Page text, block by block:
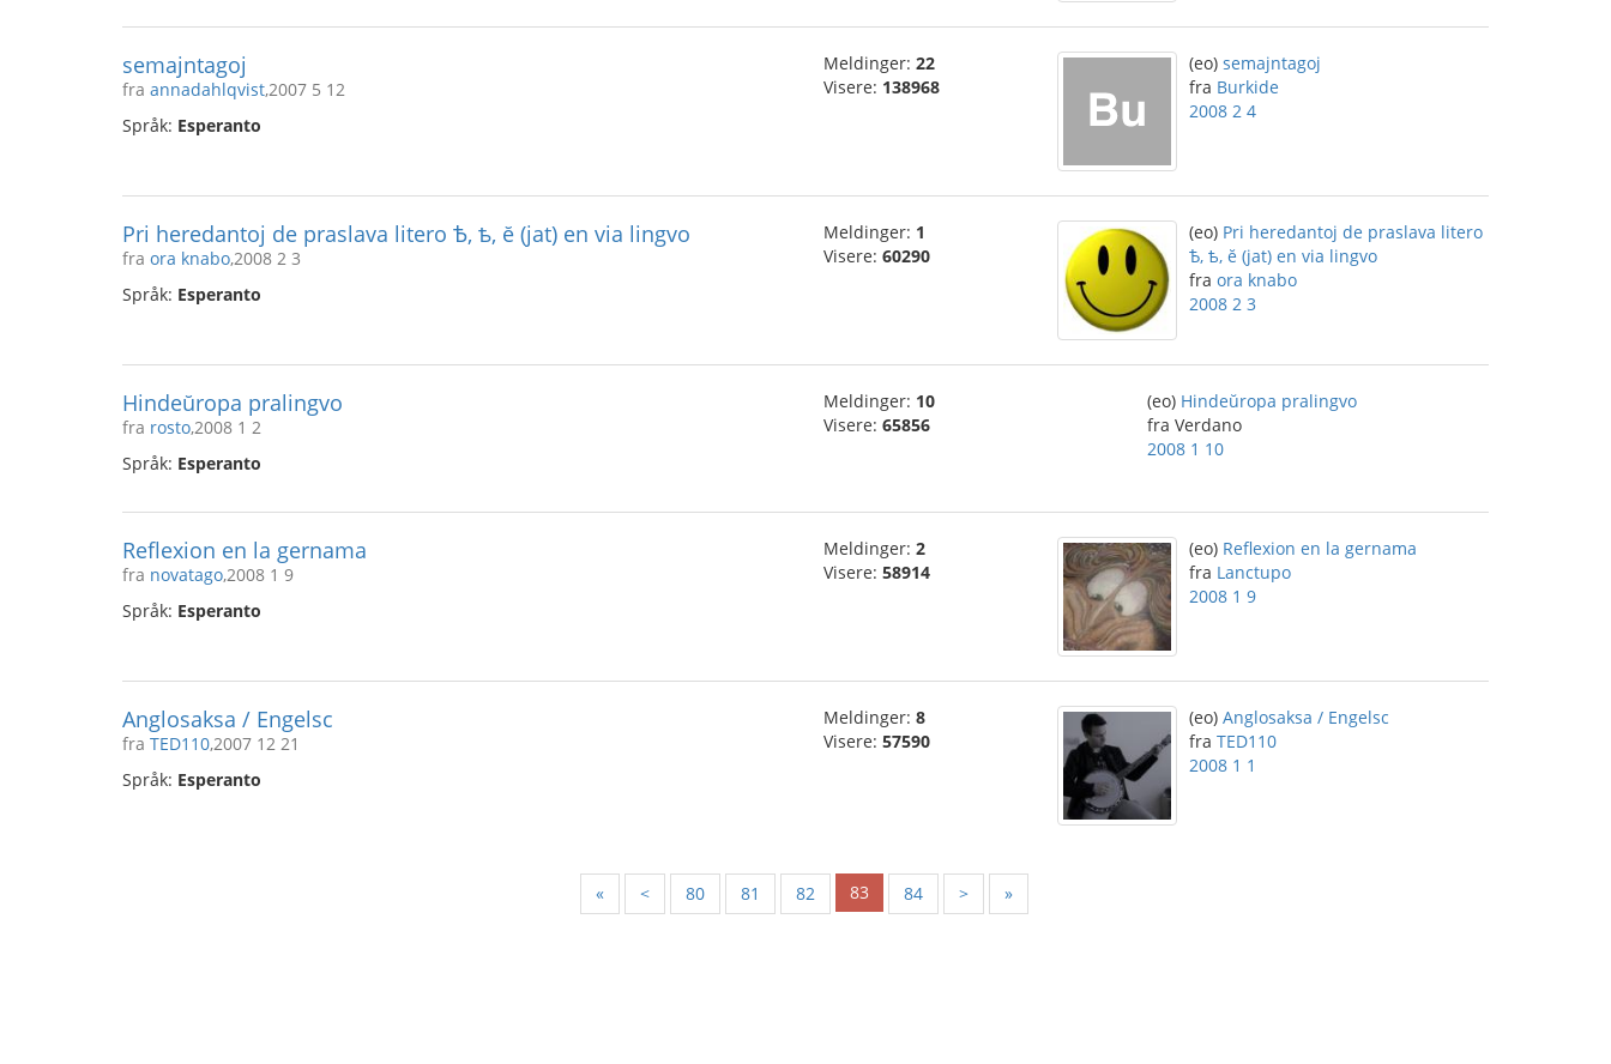
semajntagoj
fra annadahlqvist,2007 5 12
Språk: Esperanto
Meldinger: 22
Visere: 138968
(eo) semajntagoj
fra Burkide
2008 2 4
Pri heredantoj de praslava litero Ѣ, ѣ, ĕ (jat) en via lingvo
fra ora knabo,2008 2 3
Språk: Esperanto
Meldinger: 1
Visere: 60290
(eo) Pri heredantoj de praslava litero
Ѣ, ѣ, ĕ (jat) en via lingvo
fra ora knabo
2008 2 3
Hindeŭropa pralingvo
fra rosto,2008 1 2
Språk: Esperanto
Meldinger: 10
Visere: 65856
(eo) Hindeŭropa pralingvo
fra Verdano
2008 1 10
Reflexion en la gernama
fra novatago,2008 1 9
Språk: Esperanto
Meldinger: 2
Visere: 58914
(eo) Reflexion en la gernama
fra Lanctupo
2008 1 9
Anglosaksa / Engelsc
fra TED110,2007 12 21
Språk: Esperanto
Meldinger: 8
Visere: 57590
(eo) Anglosaksa / Engelsc
fra TED110
2008 1 1
« < 80 81 82 83 84 > »